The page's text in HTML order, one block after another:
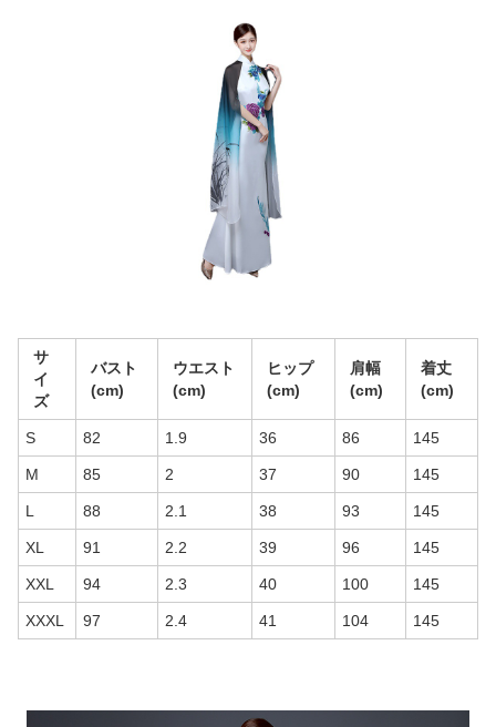
サ
イ
ズ
バスト
(cm)
ウエスト
(cm)
ヒップ
(cm)
肩幅
(cm)
着丈
(cm)
S 82 1.9 36 86 145
M 85 2 37 90 145
L 88 2.1 38 93 145
XL 91 2.2 39 96 145
XXL 94 2.3 40 100 145
XXXL 97 2.4 41 104 145